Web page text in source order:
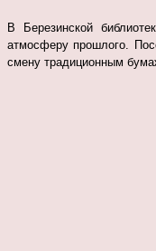
В Березинской
атмосферу прошлого.
смену традиционным